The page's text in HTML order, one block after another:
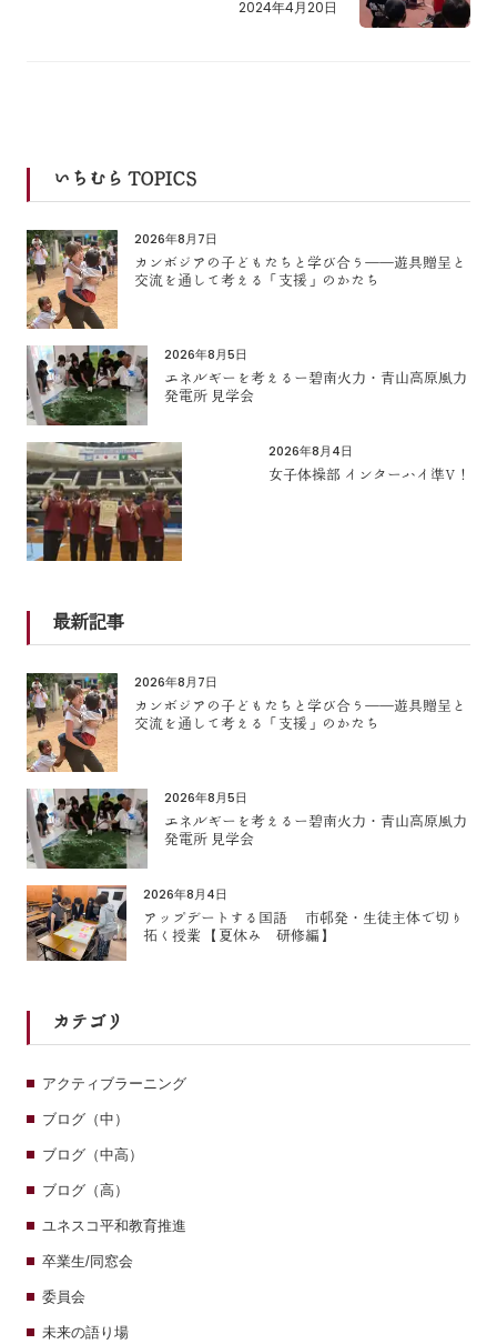
2024年4月20日
いちむら TOPICS
2026年8月7日
カンボジアの子どもたちと学び合う――遊具贈呈と
交流を通して考える「支援」のかたち
2026年8月5日
エネルギーを考えるー碧南火力・青山高原風力
発電所 見学会
2026年8月4日
女子体操部 インターハイ準V！
最新記事
2026年8月7日
カンボジアの子どもたちと学び合う――遊具贈呈と
交流を通して考える「支援」のかたち
2026年8月5日
エネルギーを考えるー碧南火力・青山高原風力
発電所 見学会
2026年8月4日
アップデートする国語 市邨発・生徒主体で切り
拓く授業 【夏休み 研修編】
カテゴリ
アクティブラーニング
ブログ（中）
ブログ（中高）
ブログ（高）
ユネスコ平和教育推進
卒業生/同窓会
委員会
未来の語り場